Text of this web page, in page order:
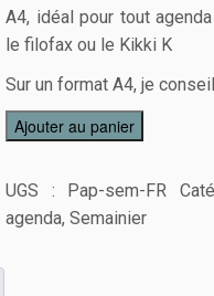
A4, idéal pour tout
le filofax ou le Kikki K
Sur un format A4, je
Ajouter au panier
UGS : Pap-sem-FR
agenda,Semainier